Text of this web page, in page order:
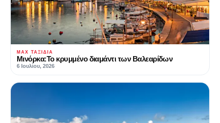
MAX ΤΑΞΊΔΙΑ
Μινόρκα:Το κρυμμένο διαμάντι των Βαλεαρίδων
6 Ιουλίου, 2026